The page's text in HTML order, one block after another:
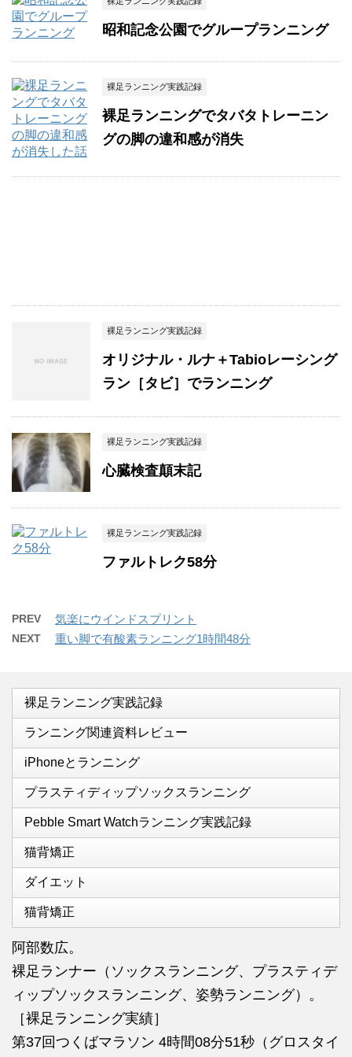
昭和記念公園でグループランニング
裸足ランニング実践記録
裸足ランニングでタバタトレーニン
グの脚の違和感が消失
裸足ランニング実践記録
オリジナル・ルナ＋Tabioレーシング
ラン［タビ］でランニング
裸足ランニング実践記録
心臓検査顛末記
裸足ランニング実践記録
ファルトレク58分
PREV 気楽にウインドスプリント
NEXT 重い脚で有酸素ランニング1時間48分
裸足ランニング実践記録
ランニング関連資料レビュー
iPhoneとランニング
プラスティディップソックスランニング
Pebble Smart Watchランニング実践記録
猫背矯正
ダイエット
猫背矯正
阿部数広。
裸足ランナー（ソックスランニング、プラスティデ
ィップソックスランニング、姿勢ランニング）。
［裸足ランニング実績］
第37回つくばマラソン 4時間08分51秒（グロスタイ